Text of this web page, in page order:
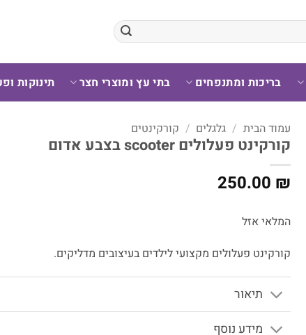
בריכות ומתנפחים בתי עץ ומוצרי חצר תינוקות
עמוד הבית / גלגלים / קורקינטים
קורקינט פעלולים scooter בצבע אדום
250.00 ₪
המלאי אזל
קורקינט פעלולים מקצועי לילדים בעיצובים מדליקים.
תיאור
מידע נוסף